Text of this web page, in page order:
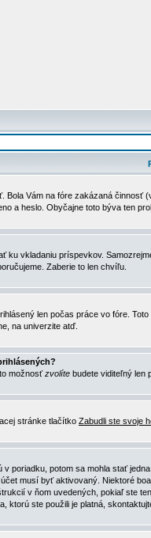
Vám na fóre zakázaná
a heslo. Obyčajne toto býva ten
ku vkladaniu príspevkov.
Zaberie to len chvíľu.
len počas práce vo fóre.
na univerzite atď.
možnosťzvolíte budete viditeľný len
stránke tlačítko Zabudli ste svoje
poriadku, potom sa mohla stať
musí byť aktivovaný. Niektoré
v ňom uvedených, pokiaľ ste
ste použili je platná,